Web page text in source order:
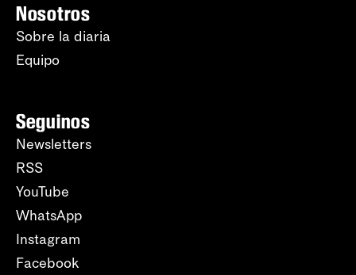
Nosotros
Sobre la diaria
Equipo
Seguinos
Newsletters
RSS
YouTube
WhatsApp
Instagram
Facebook